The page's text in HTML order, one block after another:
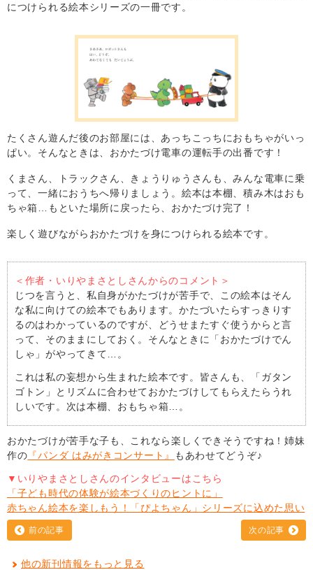
につけられる絵本シリーズの一冊です。
たくさん遊んだ後のお部屋には、あっちこっちにおもちゃがいっ
ぱい。そんなときは、おかたづけ電車の運転手の出番です！
くまさん、トラックさん、きょうりゅうさんも、みんな電車に乗
って、一緒におうちへ帰りましょう。絵本は本棚、積み木はおも
ちゃ箱…もといた場所に戻ったら、おかたづけ完了！
楽しく遊びながらおかたづけを身につけられる絵本です。
＜作者・いりやまさとしさんからのコメント＞
じつを言うと、私自身がかたづけが苦手で、この絵本はそん
な私に向けての絵本でもあります。かたづいたらすっきりす
るのはわかっているのですが、どうせまたすぐ使うからと言
って、そのままにしておく。そんなときに「おかたづけでん
しゃ」がやってきて…。
これは私の妄想から生まれた絵本です。皆さんも、「ガタン
ゴトン」とリズムに合わせておかたづけしてもらえたらうれ
しいです。次は本棚、おもちゃ箱…。
おかたづけが苦手な子も、これなら楽しくできそうですね！姉妹
作の 『パンダ はみがきコンサート』 もあわせてどうぞ♪
▼いりやまさとしさんのインタビューはこちら
「子ども時代の体験が絵本づくりのヒントに」
赤ちゃん絵本を楽しもう！「ぴよちゃん」シリーズに込めた思い
前の記事 次の記事
他の新刊情報をもっと見る